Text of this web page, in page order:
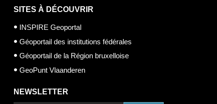
SITES À DÉCOUVRIR
INSPIRE Geoportal
Géoportail des institutions fédérales
Géoportail de la Région bruxelloise
GeoPunt Vlaanderen
NEWSLETTER